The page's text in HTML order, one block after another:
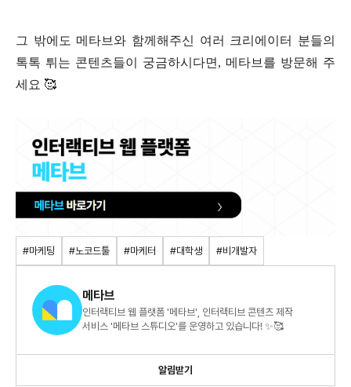
그 밖에도 메타브와 함께해주신 여러 크리에이터 분들의
톡톡 튀는 콘텐츠들이 궁금하시다면, 메타브를 방문해 주
세요 🥰
#마케팅 #노코드툴 #마케터 #대학생 #비개발자
메타브
인터랙티브 웹 플랫폼 '메타브', 인터랙티브 콘텐츠 제작
서비스 '메타브 스튜디오'를 운영하고 있습니다! ✨🥰
알림받기